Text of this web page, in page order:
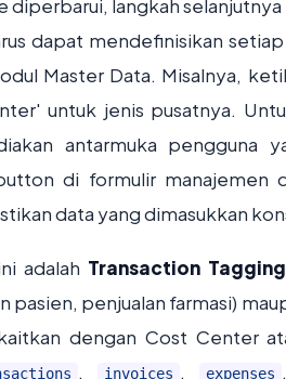
langkah
dapat mendefinisikan
Master Data. Misalnya,
untuk jenis pusatnya.
antarmuka pengguna
di formulir manajemen
data yang dimasukkan
adalah Transaction Tagging
pasien, penjualan farmasi)
dengan Cost Center
, invoices , expenses